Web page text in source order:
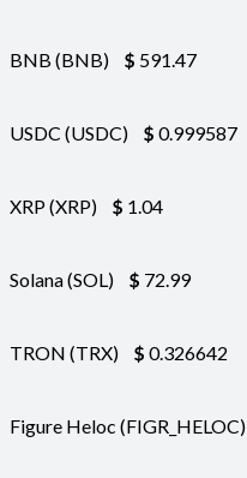
BNB (BNB) $ 591.47
USDC (USDC) $ 0.999587
XRP (XRP) $ 1.04
Solana (SOL) $ 72.99
TRON (TRX) $ 0.326642
Figure Heloc (FIGR_HELOC)